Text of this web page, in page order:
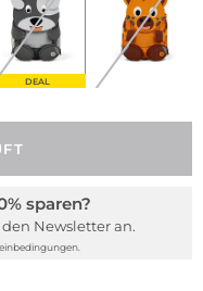
DEAL
sparen?
Newsletter an.